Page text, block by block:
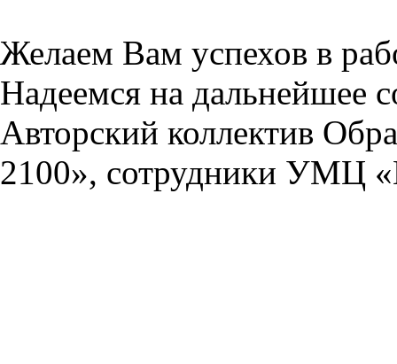
Желаем Вам успехов в
Надеемся на дальнейшее
Авторский коллектив
2100», сотрудники УМЦ